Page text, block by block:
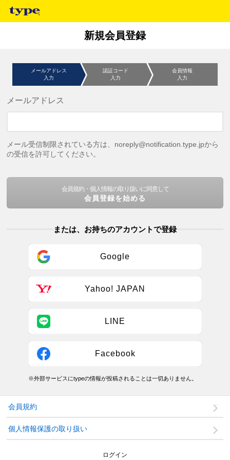
新規会員登録
メールアドレス
入力
認証コード
入力
会員情報
入力
メールアドレス
メール受信制限されている方は、noreply@notification.type.jpから
の受信を許可してください。
会員規約・個人情報の取り扱いに同意して
会員登録を始める
または、お持ちのアカウントで登録
Google
Yahoo! JAPAN
LINE
Facebook
※外部サービスにtypeの情報が投稿されることは一切ありません。
会員規約
個人情報保護の取り扱い
ログイン